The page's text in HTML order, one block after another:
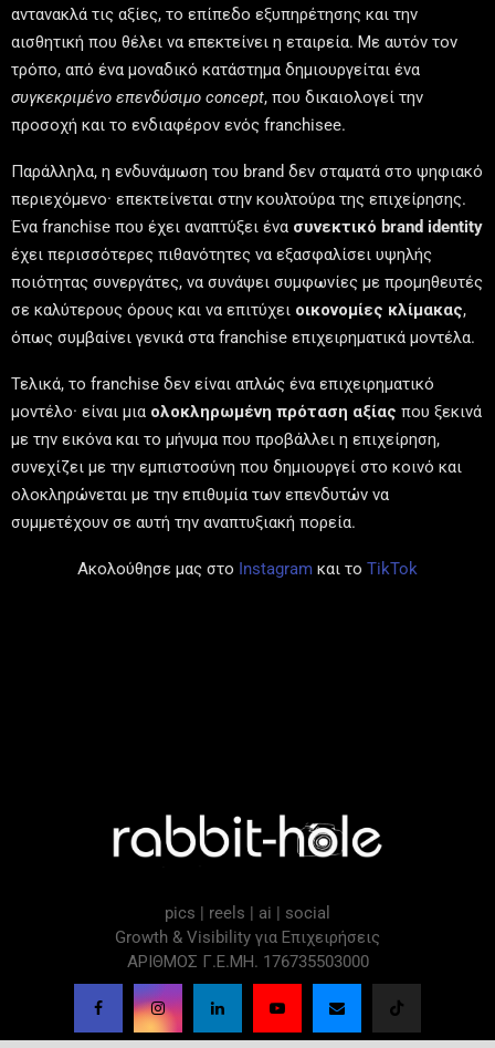
αντανακλά τις αξίες, το επίπεδο εξυπηρέτησης και την
αισθητική που θέλει να επεκτείνει η εταιρεία. Με αυτόν τον
τρόπο, από ένα μοναδικό κατάστημα δημιουργείται ένα
συγκεκριμένο επενδύσιμο concept, που δικαιολογεί την
προσοχή και το ενδιαφέρον ενός franchisee.
Παράλληλα, η ενδυνάμωση του brand δεν σταματά στο ψηφιακό
περιεχόμενο· επεκτείνεται στην κουλτούρα της επιχείρησης.
Ένα franchise που έχει αναπτύξει ένα συνεκτικό brand identity
έχει περισσότερες πιθανότητες να εξασφαλίσει υψηλής
ποιότητας συνεργάτες, να συνάψει συμφωνίες με προμηθευτές
σε καλύτερους όρους και να επιτύχει οικονομίες κλίμακας,
όπως συμβαίνει γενικά στα franchise επιχειρηματικά μοντέλα.
Τελικά, το franchise δεν είναι απλώς ένα επιχειρηματικό
μοντέλο· είναι μια ολοκληρωμένη πρόταση αξίας που ξεκινά
με την εικόνα και το μήνυμα που προβάλλει η επιχείρηση,
συνεχίζει με την εμπιστοσύνη που δημιουργεί στο κοινό και
ολοκληρώνεται με την επιθυμία των επενδυτών να
συμμετέχουν σε αυτή την αναπτυξιακή πορεία.
Ακολούθησε μας στο Instagram και το TikTok
pics | reels | ai | social
Growth & Visibility για Επιχειρήσεις
ΑΡΙΘΜΟΣ Γ.Ε.ΜΗ. 176735503000